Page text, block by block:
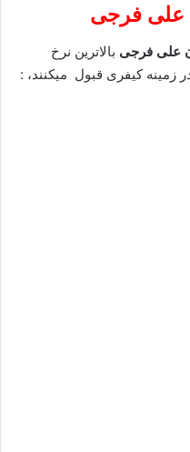
علی فرجی
علی فرجی بالاترین نرخ
زمینه کیفری قبول میکنند، :